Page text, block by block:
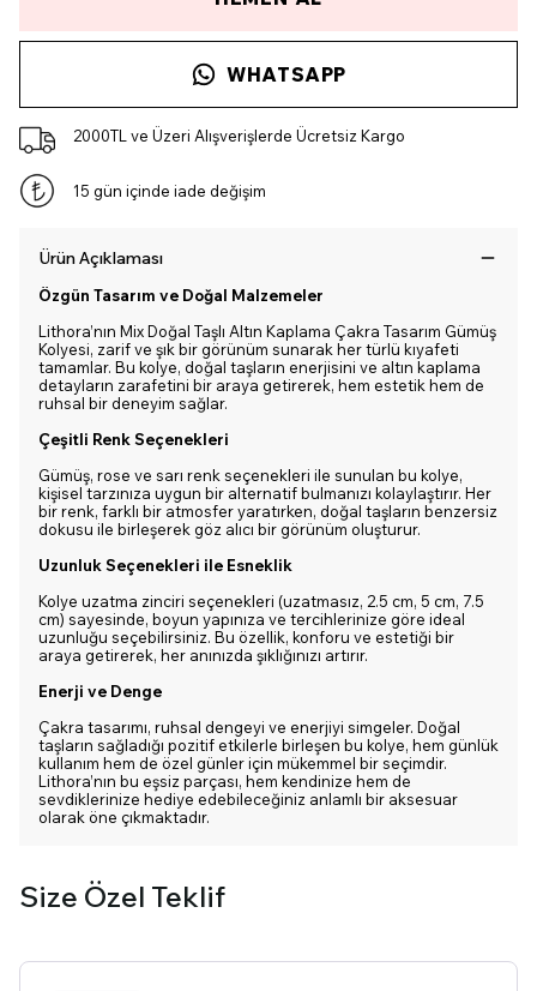
WHATSAPP
2000TL ve Üzeri Alışverişlerde Ücretsiz Kargo
15 gün içinde iade değişim
Ürün Açıklaması
Özgün Tasarım ve Doğal Malzemeler
Lithora’nın Mix Doğal Taşlı Altın Kaplama Çakra Tasarım Gümüş
Kolyesi, zarif ve şık bir görünüm sunarak her türlü kıyafeti
tamamlar. Bu kolye, doğal taşların enerjisini ve altın kaplama
detayların zarafetini bir araya getirerek, hem estetik hem de
ruhsal bir deneyim sağlar.
Çeşitli Renk Seçenekleri
Gümüş, rose ve sarı renk seçenekleri ile sunulan bu kolye,
kişisel tarzınıza uygun bir alternatif bulmanızı kolaylaştırır. Her
bir renk, farklı bir atmosfer yaratırken, doğal taşların benzersiz
dokusu ile birleşerek göz alıcı bir görünüm oluşturur.
Uzunluk Seçenekleri ile Esneklik
Kolye uzatma zinciri seçenekleri (uzatmasız, 2.5 cm, 5 cm, 7.5
cm) sayesinde, boyun yapınıza ve tercihlerinize göre ideal
uzunluğu seçebilirsiniz. Bu özellik, konforu ve estetiği bir
araya getirerek, her anınızda şıklığınızı artırır.
Enerji ve Denge
Çakra tasarımı, ruhsal dengeyi ve enerjiyi simgeler. Doğal
taşların sağladığı pozitif etkilerle birleşen bu kolye, hem günlük
kullanım hem de özel günler için mükemmel bir seçimdir.
Lithora’nın bu eşsiz parçası, hem kendinize hem de
sevdiklerinize hediye edebileceğiniz anlamlı bir aksesuar
olarak öne çıkmaktadır.
Size Özel Teklif